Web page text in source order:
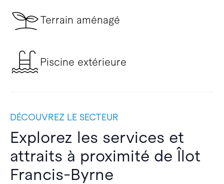
Terrain aménagé
Piscine extérieure
DÉCOUVREZ LE SECTEUR
Explorez les services et
attraits à proximité de Îlot
Francis-Byrne